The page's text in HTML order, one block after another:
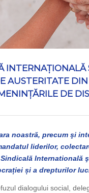
AUSTERITATE
DE
noastră, precum şi
liderilor,
și a drepturilor
dialogului social,